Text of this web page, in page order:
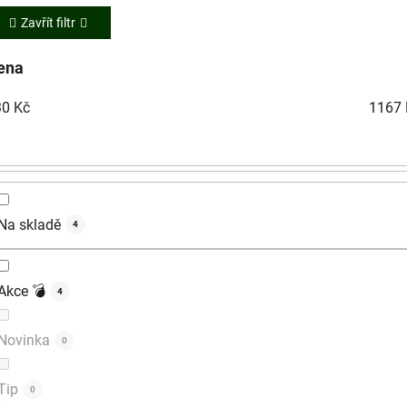
Zavřít filtr
Kč 1167
skladě 4
💣 4
0
0